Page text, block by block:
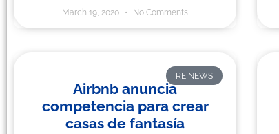
March 19, 2020 No Comments
RE NEWS
Airbnb anuncia
competencia para crear
casas de fantasía